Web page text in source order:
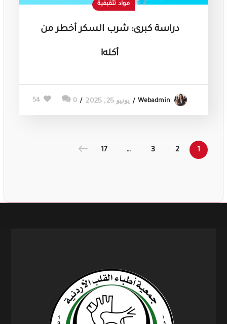
مواد تثقيفية
دراسة كبرى: شرب السكر أخطر من
أكله!
Webadmin يونيو 25, 2025 0
54
1
2
3
…
17